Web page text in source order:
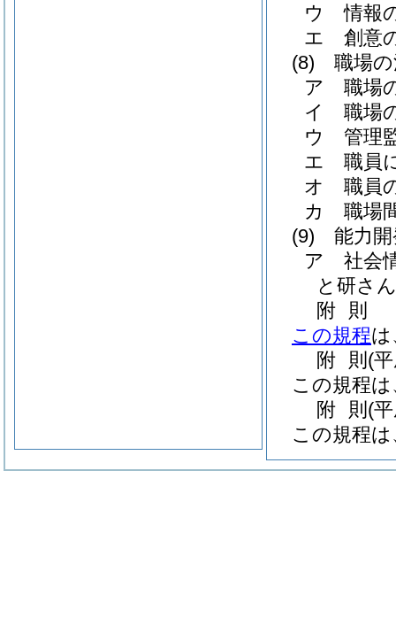
ウ
情報
エ
創意
(8)
職場
ア
職場
イ
職場
ウ
管理
エ
職員
オ
職員
カ
職場
(9)
能力
ア
社会
と研さ
附 則
この規程は
附 則 (
この規程
附 則 (
この規程